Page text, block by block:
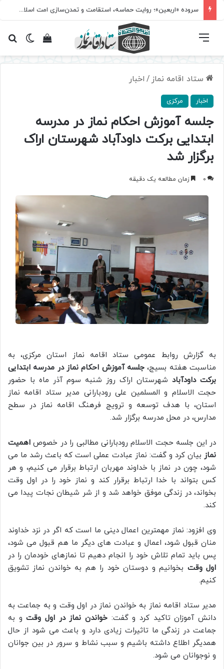
سروده‌ «اربعین»؛ روایت حماسه، استقامت و تمدن‌سازی امت اسلامی
تغییرمشاهده فهرست
ستاد اقامه نماز / اخبار
اخبار مرکزی
جلسه آموزش احکام نماز در مدرسه
ابتدایی برکت داودآباد شهرستان اراک
برگزار شد
0 زمان مطالعه یک دقیقه
به گزارش روابط عمومی ستاد اقامه نماز استان مرکزی، به
مناسبت هفته بسیج، جلسه آموزش احکام نماز در مدرسه ابتدایی
برکت داودآباد شهرستان اراک روز شنبه سوم آذر ماه با حضور
حجت الاسلام و المسلمین علی رودبارانی مدیر ستاد اقامه نماز
استان، با هدف توسعه و ترویج فرهنگ اقامه نماز در سطح
مدارس، در محل مدرسه برگزار شد.
در این جلسه حجت الاسلام رودبارانی مطالبی را در خصوص اهمیت
نماز بیان کرد و گفت: نماز عبادت عملی است که باعث رشد ما می
شود، چون در نماز با خداوند مهربان ارتباط برقرار می کنیم، و هر
کس بتواند با خدا ارتباط برقرار کند و نماز خود را در اول وقت
بخواند، در زندگی موفق خواهد شد و از شر شیطان نجات پیدا می
کند.
وی افزود: نماز مهمترین اعمال دینی ما است که اگر در نزد خداوند
منان قبول شود، اعمال و عبادت های دیگر ما هم قبول می شود،
پس باید تمام تلاش خود را انجام دهیم تا نمازهای خودمان را در
اول وقت بخوانیم و دوستان خود را هم به خواندن نماز تشویق
کنیم.
مدیر ستاد اقامه نماز به خواندن نماز در اول وقت و به جماعت به
دانش آموزان تاکید کرد و گفت: خواندن نماز در اول وقتو به
جماعت در زندگی ما تاثیرات زیادی دارد و باعث می شود از حال
همدیگر اطلاع داشته باشیم و سبب نشاط و سرور در بین جوانان
و نوجوانان می شود.